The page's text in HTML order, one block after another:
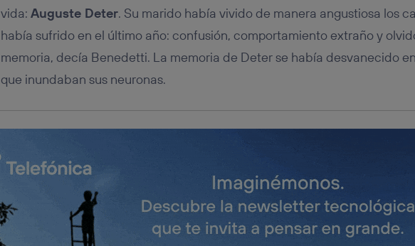
vida: Auguste Deter. Su marido había vivido de manera angustiosa los
había sufrido en el último año: confusión, comportamiento extraño y
memoria, decía Benedetti. La memoria de Deter se había desvanecido
que inundaban sus neuronas.